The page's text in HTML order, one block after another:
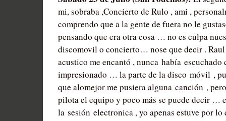
mi, sobraba ,Concierto de Rulo , ami ,
comprendo que a la gente de fuera no le
pensando que era otra cosa … no es culpa
discomovil o concierto… nose que decir .
acustico me encantó , nunca había
impresionado … la parte de la disco móvil ,
que alomejor me pusiera alguna canción ,
pilota el equipo y poco más se puede decir …
la sesión electronica , yo apenas estuve por